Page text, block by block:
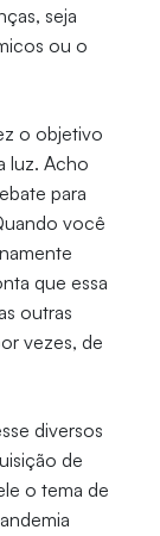
seja
ou o
o objetivo
luz. Acho
para
você
que essa
outras
vezes, de
diversos
de
o tema de